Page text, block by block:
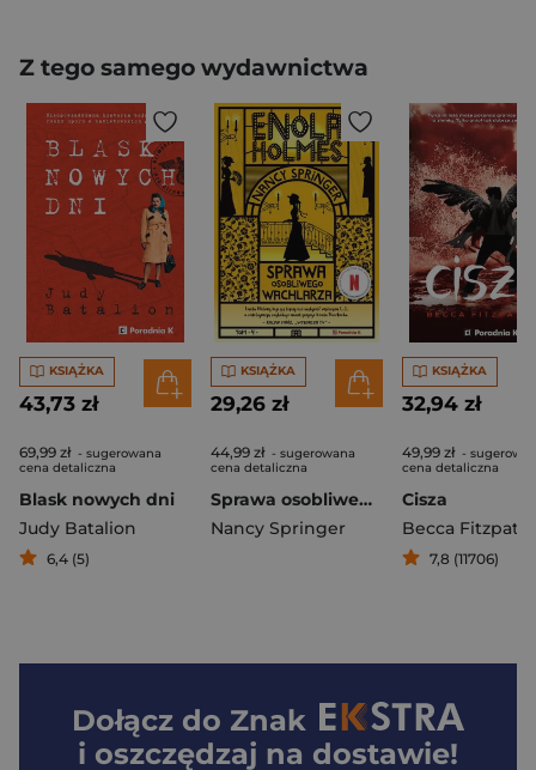
Z tego samego wydawnictwa
KSIĄŻKA
43,73 zł
69,99 zł - sugerowana
cena detaliczna
Blask nowych dni
Judy Batalion
6,4 (5)
KSIĄŻKA
29,26 zł
44,99 zł - sugerowana
cena detaliczna
Sprawa osobliwego wachlarza. Enola Holmes wyd. 4
Nancy Springer
KSIĄŻKA
32,94 zł
49,99 zł -
cena detaliczna
Cisza
Becca
7,8 (11706)
Dołącz do Znak
i oszczędzaj na dostawie!